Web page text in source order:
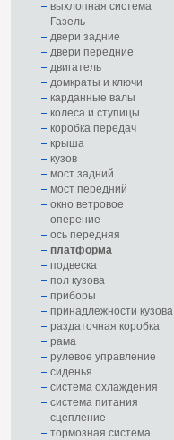
выхлопная система
Газель
двери задние
двери передние
двигатель
домкраты и ключи
карданные валы
колеса и ступицы
коробка передач
крыша
кузов
мост задний
мост передний
окно ветровое
оперение
ось передняя
платформа
подвеска
пол кузова
приборы
принадлежности кузова
раздаточная коробка
рама
рулевое управление
сиденья
система охлаждения
система питания
сцепление
тормозная система